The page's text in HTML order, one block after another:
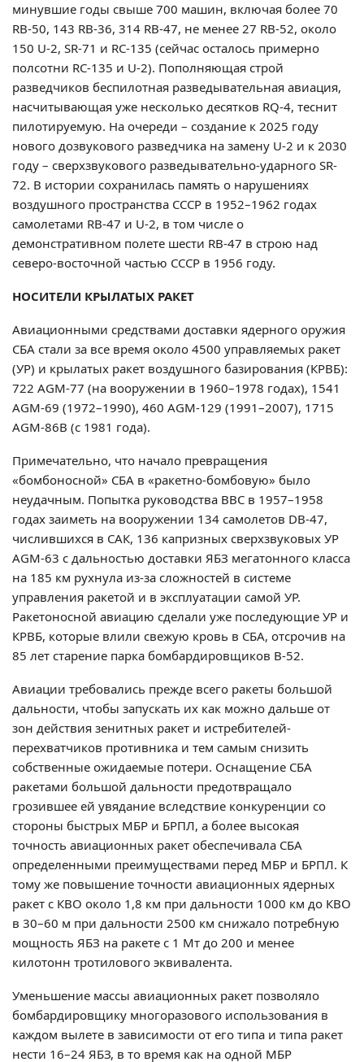
минувшие годы свыше 700 машин, включая более 70
RВ-50, 143 RВ-36, 314 RВ-47, не менее 27 RB-52, около
150 U-2, SR-71 и RС-135 (сейчас осталось примерно
полсотни RС-135 и U-2). Пополняющая строй
разведчиков беспилотная разведывательная авиация,
насчитывающая уже несколько десятков RQ-4, теснит
пилотируемую. На очереди – создание к 2025 году
нового дозвукового разведчика на замену U-2 и к 2030
году – сверхзвукового разведывательно-ударного SR-
72. В истории сохранилась память о нарушениях
воздушного пространства СССР в 1952–1962 годах
самолетами RВ-47 и U-2, в том числе о
демонстративном полете шести RВ-47 в строю над
северо-восточной частью СССР в 1956 году.
НОСИТЕЛИ КРЫЛАТЫХ РАКЕТ
Авиационными средствами доставки ядерного оружия
СБА стали за все время около 4500 управляемых ракет
(УР) и крылатых ракет воздушного базирования (КРВБ):
722 АGМ-77 (на вооружении в 1960–1978 годах), 1541
АGМ-69 (1972–1990), 460 АGМ-129 (1991–2007), 1715
АGМ-86В (с 1981 года).
Примечательно, что начало превращения
«бомбоносной» СБА в «ракетно-бомбовую» было
неудачным. Попытка руководства ВВС в 1957–1958
годах заиметь на вооружении 134 самолетов DB-47,
числившихся в САК, 136 капризных сверхзвуковых УР
АGМ-63 с дальностью доставки ЯБЗ мегатонного класса
на 185 км рухнула из-за сложностей в системе
управления ракетой и в эксплуатации самой УР.
Ракетоносной авиацию сделали уже последующие УР и
КРВБ, которые влили свежую кровь в СБА, отсрочив на
85 лет старение парка бомбардировщиков В-52.
Авиации требовались прежде всего ракеты большой
дальности, чтобы запускать их как можно дальше от
зон действия зенитных ракет и истребителей-
перехватчиков противника и тем самым снизить
собственные ожидаемые потери. Оснащение СБА
ракетами большой дальности предотвращало
грозившее ей увядание вследствие конкуренции со
стороны быстрых МБР и БРПЛ, а более высокая
точность авиационных ракет обеспечивала СБА
определенными преимуществами перед МБР и БРПЛ. К
тому же повышение точности авиационных ядерных
ракет с КВО около 1,8 км при дальности 1000 км до КВО
в 30–60 м при дальности 2500 км снижало потребную
мощность ЯБЗ на ракете с 1 Мт до 200 и менее
килотонн тротилового эквивалента.
Уменьшение массы авиационных ракет позволяло
бомбардировщику многоразового использования в
каждом вылете в зависимости от его типа и типа ракет
нести 16–24 ЯБЗ, в то время как на одной МБР